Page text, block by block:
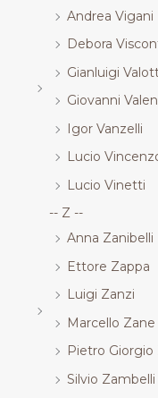
Andrea Vigani
Debora
Gianluigi
Giovanni
Igor Vanzelli
Lucio
Lucio Vinetti
-- Z --
Anna Zanibelli
Ettore Zappa
Luigi Zanzi
Marcello Zane
Pietro Giorgio
Silvio Zambelli